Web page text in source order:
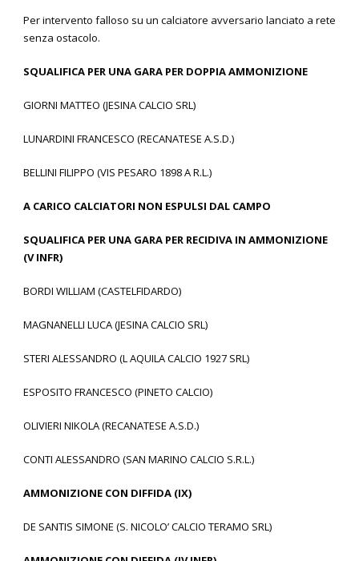
Per intervento falloso su un calciatore avversario lanciato a rete
senza ostacolo.
SQUALIFICA PER UNA GARA PER DOPPIA AMMONIZIONE
GIORNI MATTEO (JESINA CALCIO SRL)
LUNARDINI FRANCESCO (RECANATESE A.S.D.)
BELLINI FILIPPO (VIS PESARO 1898 A R.L.)
A CARICO CALCIATORI NON ESPULSI DAL CAMPO
SQUALIFICA PER UNA GARA PER RECIDIVA IN AMMONIZIONE
(V INFR)
BORDI WILLIAM (CASTELFIDARDO)
MAGNANELLI LUCA (JESINA CALCIO SRL)
STERI ALESSANDRO (L AQUILA CALCIO 1927 SRL)
ESPOSITO FRANCESCO (PINETO CALCIO)
OLIVIERI NIKOLA (RECANATESE A.S.D.)
CONTI ALESSANDRO (SAN MARINO CALCIO S.R.L.)
AMMONIZIONE CON DIFFIDA (IX)
DE SANTIS SIMONE (S. NICOLO’ CALCIO TERAMO SRL)